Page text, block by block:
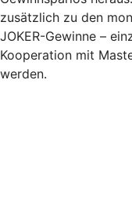
zusätzlich zu den
JOKER-Gewinne –
Kooperation mit
werden.